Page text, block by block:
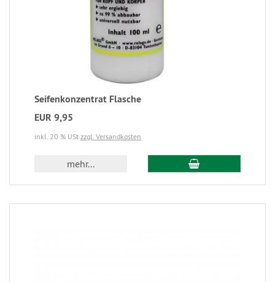
Seifenkonzentrat Flasche
EUR 9,95
inkl. 20 % USt zzgl. Versandkosten
mehr...